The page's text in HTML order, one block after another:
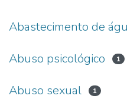
Abastecimento de
Abuso psicológico 1
Abuso sexual 1